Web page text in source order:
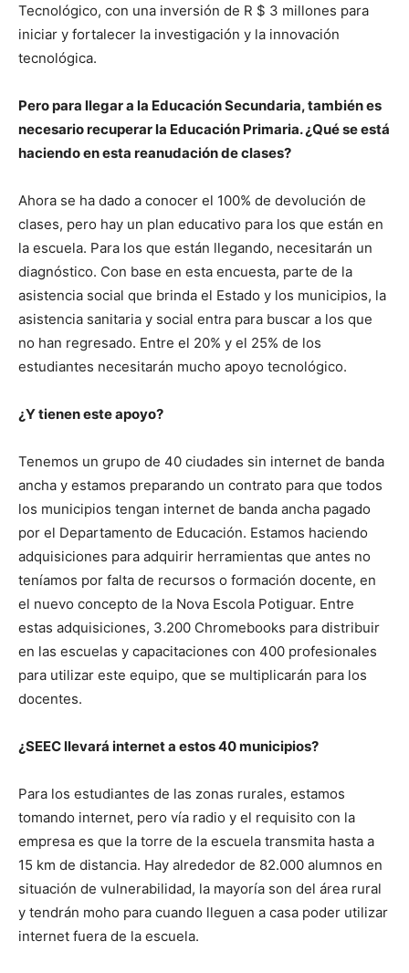
Tecnológico, con una inversión de R $ 3 millones para
iniciar y fortalecer la investigación y la innovación
tecnológica.
Pero para llegar a la Educación Secundaria, también es
necesario recuperar la Educación Primaria. ¿Qué se está
haciendo en esta reanudación de clases?
Ahora se ha dado a conocer el 100% de devolución de
clases, pero hay un plan educativo para los que están en
la escuela. Para los que están llegando, necesitarán un
diagnóstico. Con base en esta encuesta, parte de la
asistencia social que brinda el Estado y los municipios, la
asistencia sanitaria y social entra para buscar a los que
no han regresado. Entre el 20% y el 25% de los
estudiantes necesitarán mucho apoyo tecnológico.
¿Y tienen este apoyo?
Tenemos un grupo de 40 ciudades sin internet de banda
ancha y estamos preparando un contrato para que todos
los municipios tengan internet de banda ancha pagado
por el Departamento de Educación. Estamos haciendo
adquisiciones para adquirir herramientas que antes no
teníamos por falta de recursos o formación docente, en
el nuevo concepto de la Nova Escola Potiguar. Entre
estas adquisiciones, 3.200 Chromebooks para distribuir
en las escuelas y capacitaciones con 400 profesionales
para utilizar este equipo, que se multiplicarán para los
docentes.
¿SEEC llevará internet a estos 40 municipios?
Para los estudiantes de las zonas rurales, estamos
tomando internet, pero vía radio y el requisito con la
empresa es que la torre de la escuela transmita hasta a
15 km de distancia. Hay alrededor de 82.000 alumnos en
situación de vulnerabilidad, la mayoría son del área rural
y tendrán moho para cuando lleguen a casa poder utilizar
internet fuera de la escuela.